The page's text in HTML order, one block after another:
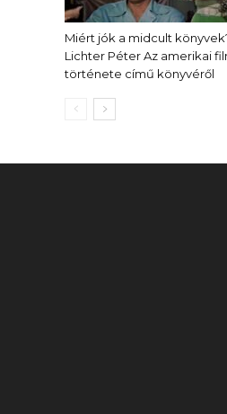
Miért jók a midcult
Lichter Péter Az amerikai
története című könyvéről